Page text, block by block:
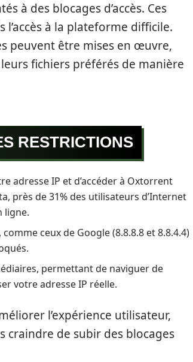
à des blocages d’accès. Ces
à la plateforme difficile.
peuvent être mises en œuvre,
fichiers préférés de manière
RESTRICTIONS
adresse IP et d’accéder à Oxtorrent
près de 31% des utilisateurs d’Internet
ligne.
ceux de Google (8.8.8.8 et 8.8.4.4)
permettant de naviguer de
votre adresse IP réelle.
l’expérience utilisateur,
craindre de subir des blocages